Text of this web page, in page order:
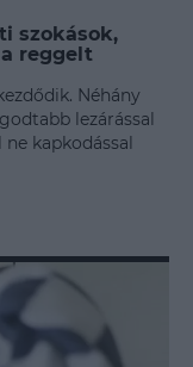
szokások,
reggelt
Néhány
lezárással
kapkodással